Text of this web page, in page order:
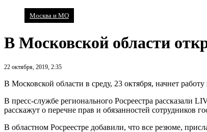
Москва и МО
В Московской области
22 октября, 2019, 2:35
В Московской области в среду, 23 октября, начнет
В пресс-службе регионального Росреестра рассказали
расскажут о перечне прав и обязанностей сотрудников
В областном Росреестре добавили, что все резюме,